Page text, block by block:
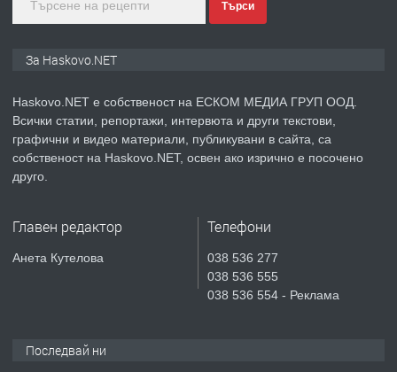
преди 4 дни
ПРЕДЛАГА
Продавам парцел в гр. Хасково кв.
СГЛОБЯВАНЕ НА МЕБЕЛИ.
Търси
За Haskovo.NET
Haskovo.NET е собственост на ЕСКОМ МЕДИА ГРУП ООД.
Всички статии, репортажи, интервюта и други текстови,
графични и видео материали, публикувани в сайта, са
собственост на Haskovo.NET, освен ако изрично е посочено
друго.
Главен редактор
Анета Кутелова
Телефони
038 536 277
038 536 555
038 536 554 - Реклама
Последвай ни